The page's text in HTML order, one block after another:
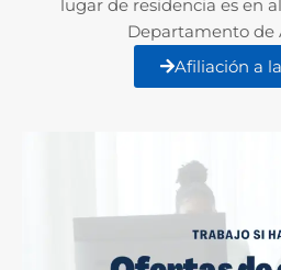
lugar de residencia es en
Departamento de
Afiliación a